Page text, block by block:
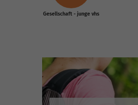
Gesellschaft - junge vhs